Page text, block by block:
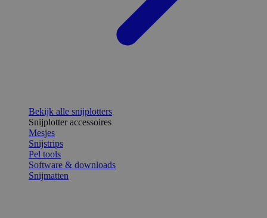
Bekijk alle snijplotters
Snijplotter accessoires
Mesjes
Snijstrips
Pel tools
Software & downloads
Snijmatten